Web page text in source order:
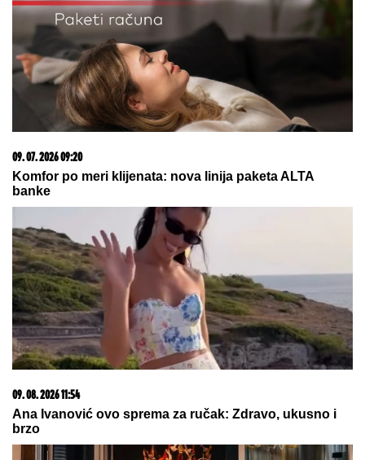
REGISTRUJ SE UZ PROMO KOD CASINO Preuzmi
1500 BESPLATNIH SPINOVA
05. 08. 2026 06:45
Šta dete nasleđuje od oca, a šta od majke? Sve što
treba da znate o genetici